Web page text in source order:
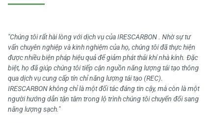
"Chúng tôi rất hài lòng với dịch vụ của IRESCARBON . Nhờ sự tư
vấn chuyên nghiệp và kinh nghiệm của họ, chúng tôi đã thực hiện
được nhiều biện pháp hiệu quả để giảm phát thải khí nhà kính. Đặc
biệt, họ đã giúp chúng tôi tiếp cận nguồn năng lượng tái tạo thông
qua dịch vụ cung cấp tín chỉ năng lượng tái tạo (REC).
IRESCARBON không chỉ là một đối tác đáng tin cậy, mà còn là một
người hướng dẫn tận tâm trong lộ trình chúng tôi chuyển đổi sang
năng lượng sạch."